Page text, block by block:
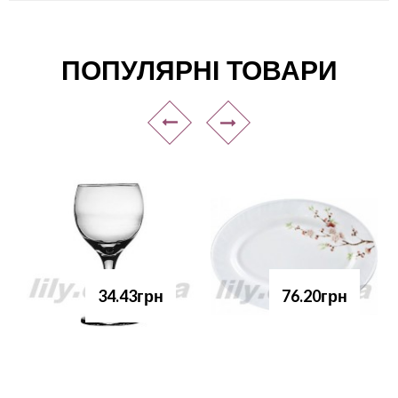
ПОПУЛЯРНІ ТОВАРИ
34.43грн 76.20грн